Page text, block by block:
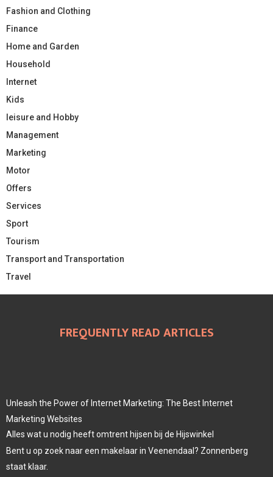
Fashion and Clothing
Finance
Home and Garden
Household
Internet
Kids
leisure and Hobby
Management
Marketing
Motor
Offers
Services
Sport
Tourism
Transport and Transportation
Travel
FREQUENTLY READ ARTICLES
Unleash the Power of Internet Marketing: The Best Internet
Marketing Websites
Alles wat u nodig heeft omtrent hijsen bij de Hijswinkel
Bent u op zoek naar een makelaar in Veenendaal? Zonnenberg
staat klaar.